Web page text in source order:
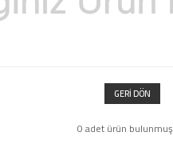
GERI DÖN
0 adet ürün